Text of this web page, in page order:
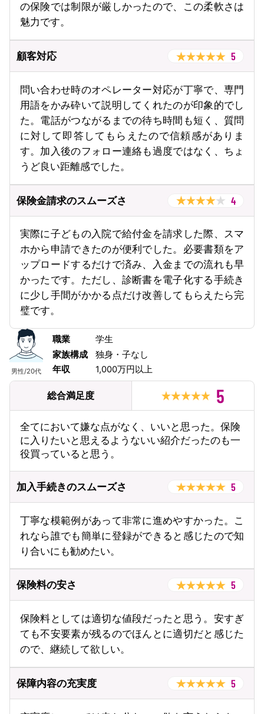
の保険では制限が厳しかったので、この柔軟さは
魅力です。
顧客対応 5
問い合わせ時のオペレーター対応が丁寧で、専門
用語をかみ砕いて説明してくれたのが印象的でし
た。電話がつながるまでの待ち時間も短く、質問
に対して即答してもらえたので信頼感がありま
す。加入後のフォロー連絡も過度ではなく、ちょ
うど良い距離感でした。
保険金請求のスムーズさ 4
実際に子どもの入院で給付金を請求した際、スマ
ホから申請できたのが便利でした。必要書類をア
ップロードするだけで済み、入金までの流れも早
かったです。ただし、診断書を電子化する手続き
に少し手間がかかる点だけ改善してもらえたら完
璧です。
男性/20代
職業
学生
家族構成
独身・子なし
年収
1,000万円以上
総合満足度 5
全てにおいて嫌な点がなく、いいと思った。保険
に入りたいと思えるようないい紹介だったのも一
役買っていると思う。
加入手続きのスムーズさ 5
丁寧な模範例があって非常に進めやすかった。こ
れなら誰でも簡単に登録ができると感じたので知
り合いにも勧めたい。
保険料の安さ 5
保険料としては適切な値段だったと思う。安すぎ
ても不安要素が残るのでほんとに適切だと感じた
ので、継続して欲しい。
保障内容の充実度 5